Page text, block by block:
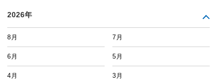
2026年
8月 7月
6月 5月
4月 3月